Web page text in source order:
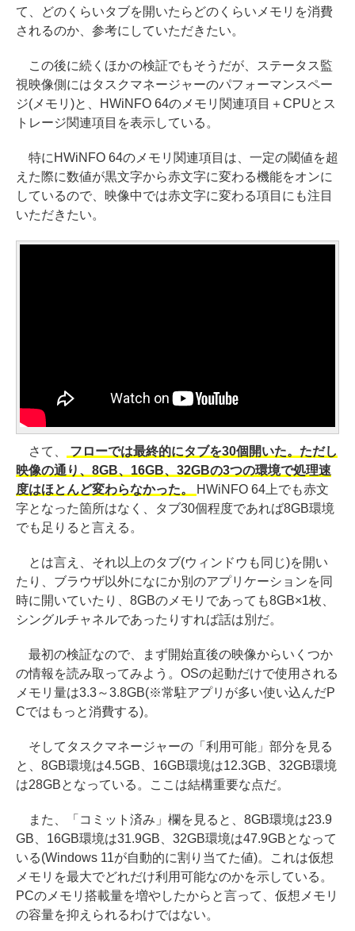
て、どのくらいタブを開いたらどのくらいメモリを消費
されるのか、参考にしていただきたい。
この後に続くほかの検証でもそうだが、ステータス監
視映像側にはタスクマネージャーのパフォーマンスペー
ジ(メモリ)と、HWiNFO 64のメモリ関連項目＋CPUとス
トレージ関連項目を表示している。
特にHWiNFO 64のメモリ関連項目は、一定の閾値を超
えた際に数値が黒文字から赤文字に変わる機能をオンに
しているので、映像中では赤文字に変わる項目にも注目
いただきたい。
さて、
フローでは最終的にタブを30個開いた。ただし
映像の通り、8GB、16GB、32GBの3つの環境で処理速
度はほとんど変わらなかった。
HWiNFO 64上でも赤文
字となった箇所はなく、タブ30個程度であれば8GB環境
でも足りると言える。
とは言え、それ以上のタブ(ウィンドウも同じ)を開い
たり、ブラウザ以外になにか別のアプリケーションを同
時に開いていたり、8GBのメモリであっても8GB×1枚、
シングルチャネルであったりすれば話は別だ。
最初の検証なので、まず開始直後の映像からいくつか
の情報を読み取ってみよう。OSの起動だけで使用される
メモリ量は3.3～3.8GB(※常駐アプリが多い使い込んだP
Cではもっと消費する)。
そしてタスクマネージャーの「利用可能」部分を見る
と、8GB環境は4.5GB、16GB環境は12.3GB、32GB環境
は28GBとなっている。ここは結構重要な点だ。
また、「コミット済み」欄を見ると、8GB環境は23.9
GB、16GB環境は31.9GB、32GB環境は47.9GBとなって
いる(Windows 11が自動的に割り当てた値)。これは仮想
メモリを最大でどれだけ利用可能なのかを示している。
PCのメモリ搭載量を増やしたからと言って、仮想メモリ
の容量を抑えられるわけではない。